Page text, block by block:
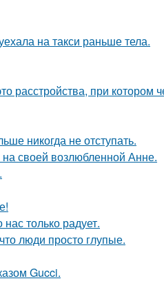
на такси раньше тела.
расстройства, при котором
никогда не отступать.
своей возлюбленной Анне.
только радует.
люди просто глупые.
Gucci.